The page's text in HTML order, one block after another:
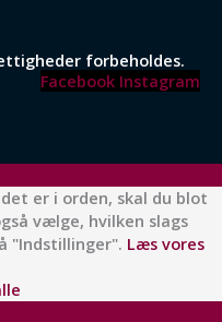
forbeholdes.
Facebook Instagram
er i orden, skal du blot
vælge, hvilken slags
"Indstillinger". Læs vores